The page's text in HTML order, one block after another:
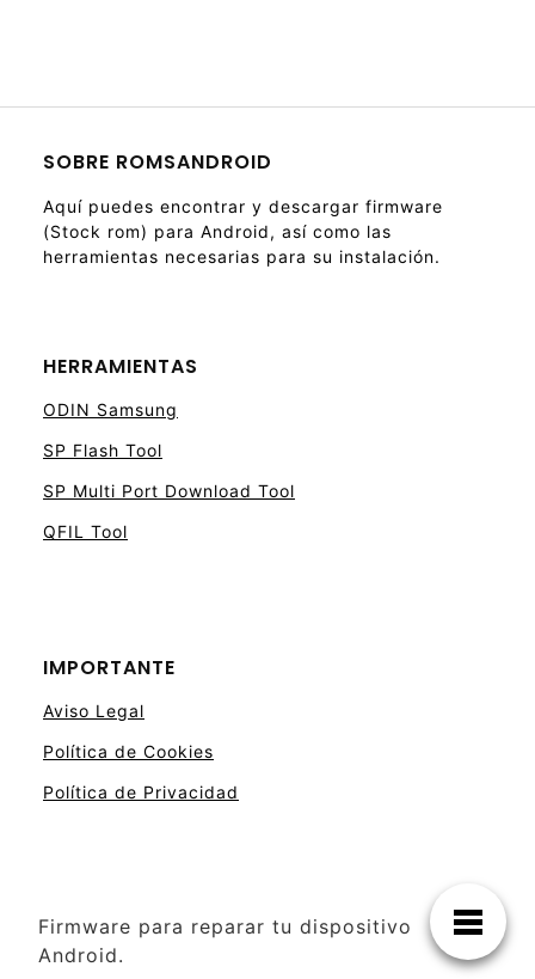
SOBRE ROMSANDROID
Aquí puedes encontrar y descargar firmware
(Stock rom) para Android, así como las
herramientas necesarias para su instalación.
HERRAMIENTAS
ODIN Samsung
SP Flash Tool
SP Multi Port Download Tool
QFIL Tool
IMPORTANTE
Aviso Legal
Política de Cookies
Política de Privacidad
Firmware para reparar tu dispositivo
Android.